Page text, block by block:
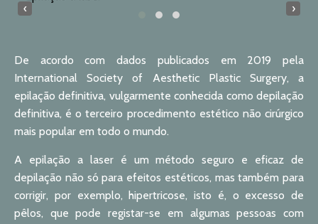
‹ ›
De acordo com dados publicados em 2019 pela
International Society of Aesthetic Plastic Surgery, a
epilação definitiva, vulgarmente conhecida como depilação
definitiva, é o terceiro procedimento estético não cirúrgico
mais popular em todo o mundo.
A epilação a laser é um método seguro e eficaz de
depilação não só para efeitos estéticos, mas também para
corrigir, por exemplo, hipertricose, isto é, o excesso de
pêlos, que pode registar-se em algumas pessoas com